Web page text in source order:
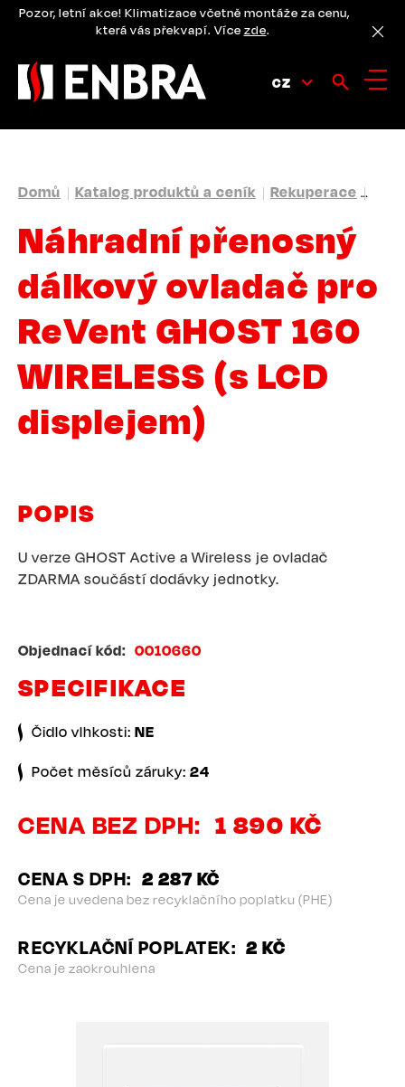
PřejítPozor, letní akce! Klimatizace včetně montáže za cenu,
která vás překvapí. Více zde.
CZ
DROBEČKOVÁ
NAVIGACE
Domů Katalog produktů a ceník Rekuperace
Náhradní přenosný
dálkový ovladač pro
ReVent GHOST 160
WIRELESS (s LCD
displejem)
POPIS
U verze GHOST Active a Wireless je ovladač
ZDARMA součástí dodávky jednotky.
Objednací kód 0010660
SPECIFIKACE
Čidlo vlhkosti: NE
Počet měsíců záruky: 24
CENA BEZ DPH 1 890 KČ
CENA S DPH 2 287 KČ
Cena je uvedena bez recyklačního poplatku (PHE)
RECYKLAČNÍ POPLATEK 2 KČ
Cena je zaokrouhlena